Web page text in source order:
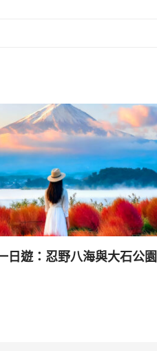
日遊：忍野八海與大石公園